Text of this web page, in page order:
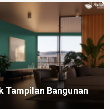
Tampilan Bangunan